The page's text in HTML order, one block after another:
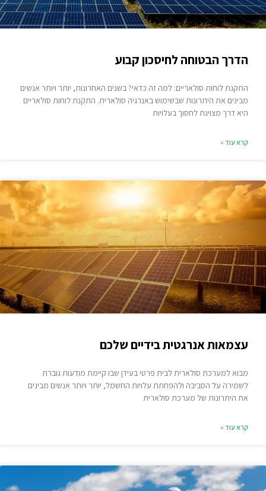
הדרך הבטוחה לחיסכון קבוע
התקנת לוחות סולאריים: למה זה כדאי? בשנים האחרונות, יותר ויותר אנשים
מבינים את היתרונות שבשימוש באנרגיה סולארית. התקנת לוחות סולאריים
היא דרך מצוינת לחסוך בעלויות
קרא עוד »
עצמאות אנרגטית בידיים שלכם
מבוא למערכת סולארית לבית פרטי בעידן שבו קיימת מודעות גוברת
לשמירה על הסביבה ולהפחתת עלויות החשמל, יותר ויותר אנשים מבינים
את היתרונות של מערכת סולארית
קרא עוד »